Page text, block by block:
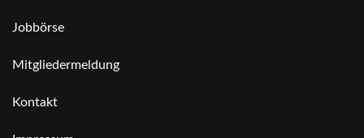
Jobbörse
Mitgliedermeldung
Kontakt